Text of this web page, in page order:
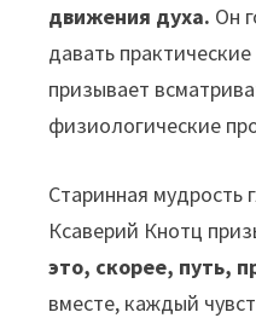
движения духа. Он
давать
призывает
физиологические
Старинная мудрость
Ксаверий Кнотц
это, скорее, путь,
вместе, каждый